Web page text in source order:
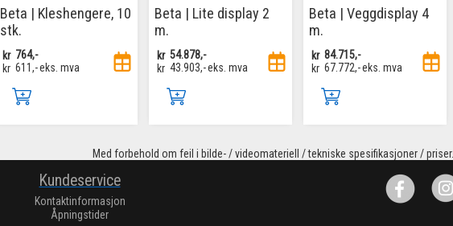
Beta | Kleshengere, 10
stk.
kr 764,-
kr 611,-eks. mva
Beta | Lite display 2
m.
kr 54.878,-
kr 43.903,-eks. mva
Beta | Veggdisplay 4
m.
kr 84.715,-
kr 67.772,-eks. mva
Med forbehold om feil i bilde- / videomateriell / tekniske spesifikasjoner / priser.
Kundeservice
Kontaktinformasjon
Åpningstider